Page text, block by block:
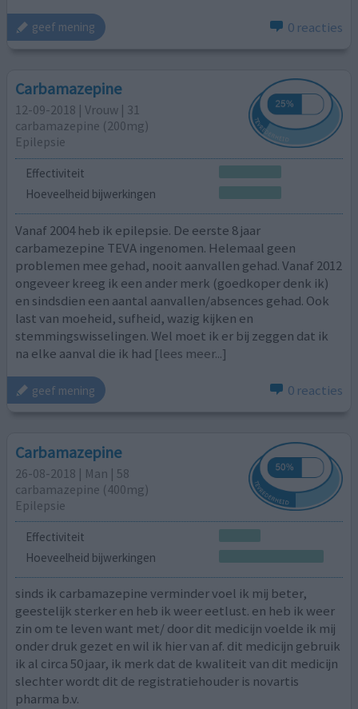
geef mening 0 reacties
Carbamazepine
12-09-2018 | Vrouw | 31
carbamazepine (200mg)
Epilepsie
Effectiviteit
Hoeveelheid bijwerkingen
Vanaf 2004 heb ik epilepsie. De eerste 8 jaar
carbamezepine TEVA ingenomen. Helemaal geen
problemen mee gehad, nooit aanvallen gehad. Vanaf 2012
ongeveer kreeg ik een ander merk (goedkoper denk ik)
en sindsdien een aantal aanvallen/absences gehad. Ook
last van moeheid, sufheid, wazig kijken en
stemmingswisselingen. Wel moet ik er bij zeggen dat ik
na elke aanval die ik had [lees meer...]
geef mening 0 reacties
Carbamazepine
26-08-2018 | Man | 58
carbamazepine (400mg)
Epilepsie
Effectiviteit
Hoeveelheid bijwerkingen
sinds ik carbamazepine verminder voel ik mij beter,
geestelijk sterker en heb ik weer eetlust. en heb ik weer
zin om te leven want met/ door dit medicijn voelde ik mij
onder druk gezet en wil ik hier van af. dit medicijn gebruik
ik al circa 50 jaar, ik merk dat de kwaliteit van dit medicijn
slechter wordt dit de registratiehouder is novartis
pharma b.v.